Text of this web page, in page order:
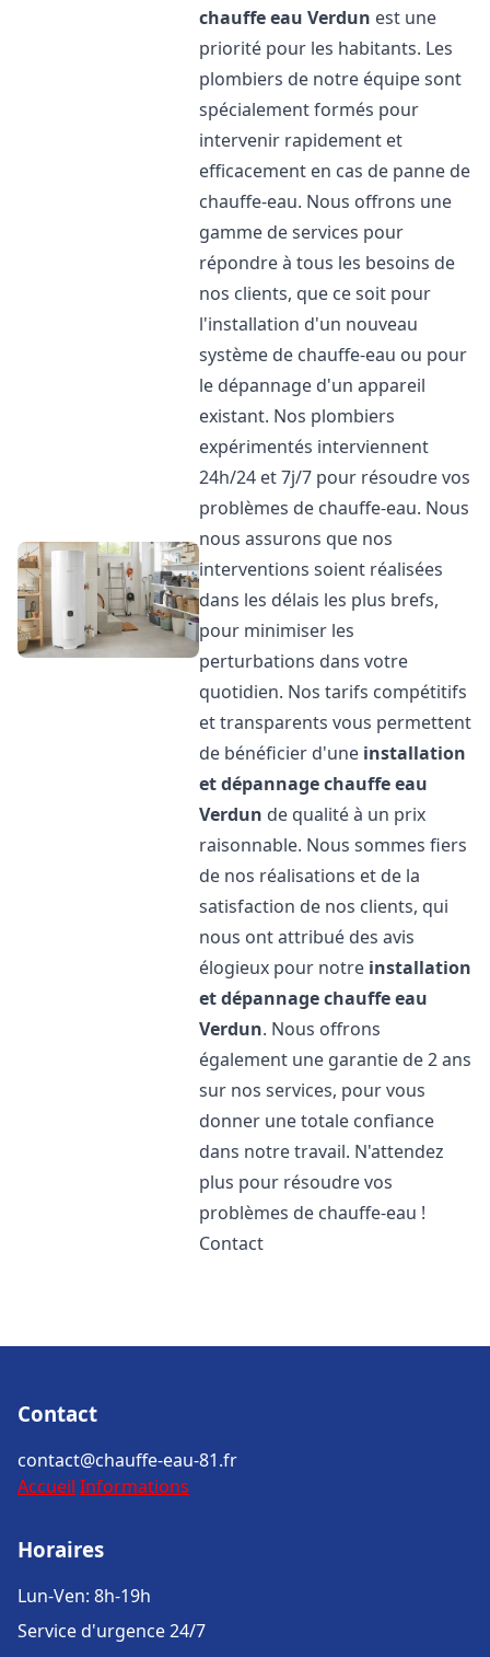
chauffe eau Verdun est une
priorité pour les habitants. Les
plombiers de notre équipe sont
spécialement formés pour
intervenir rapidement et
efficacement en cas de panne de
chauffe-eau. Nous offrons une
gamme de services pour
répondre à tous les besoins de
nos clients, que ce soit pour
l'installation d'un nouveau
système de chauffe-eau ou pour
le dépannage d'un appareil
existant. Nos plombiers
expérimentés interviennent
24h/24 et 7j/7 pour résoudre vos
problèmes de chauffe-eau. Nous
nous assurons que nos
interventions soient réalisées
dans les délais les plus brefs,
pour minimiser les
perturbations dans votre
quotidien. Nos tarifs compétitifs
et transparents vous permettent
de bénéficier d'une installation
et dépannage chauffe eau
Verdun de qualité à un prix
raisonnable. Nous sommes fiers
de nos réalisations et de la
satisfaction de nos clients, qui
nous ont attribué des avis
élogieux pour notre installation
et dépannage chauffe eau
Verdun. Nous offrons
également une garantie de 2 ans
sur nos services, pour vous
donner une totale confiance
dans notre travail. N'attendez
plus pour résoudre vos
problèmes de chauffe-eau !
Contact
Contact
contact@chauffe-eau-81.fr
Accueil Informations
Horaires
Lun-Ven: 8h-19h
Service d'urgence 24/7